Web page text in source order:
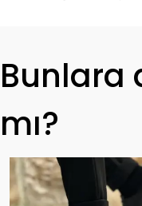
Bunlara
mı?